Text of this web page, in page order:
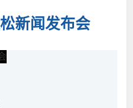
新闻发布会